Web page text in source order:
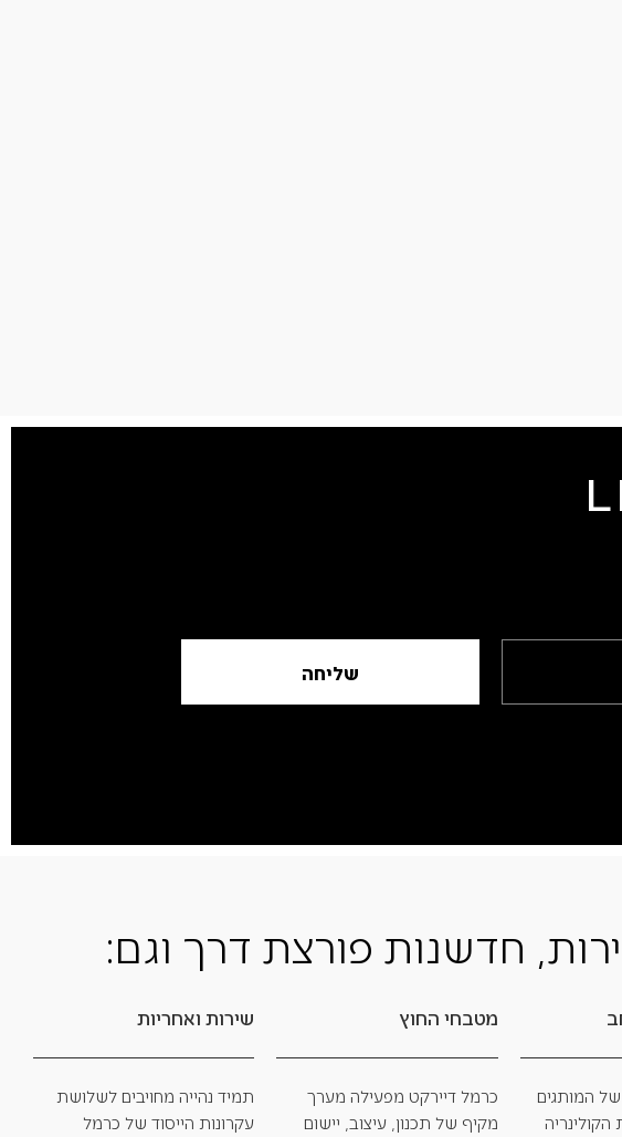
שליחה
חדשנות פורצת דרך וגם:
של המותגים
מטבחי החוץ
כרמל דיירקט מפעילה מערך
מקיף של תכנון, עיצוב, יישום
שירות ואחריות
תמיד נהייה מחויבים לשלושת
עקרונות הייסוד של כרמל